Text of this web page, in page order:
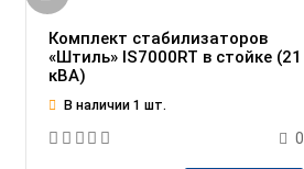
Комплект стабилизаторов
«Штиль» IS7000RT в стойке (21
кВА)
В наличии 1 шт.
0